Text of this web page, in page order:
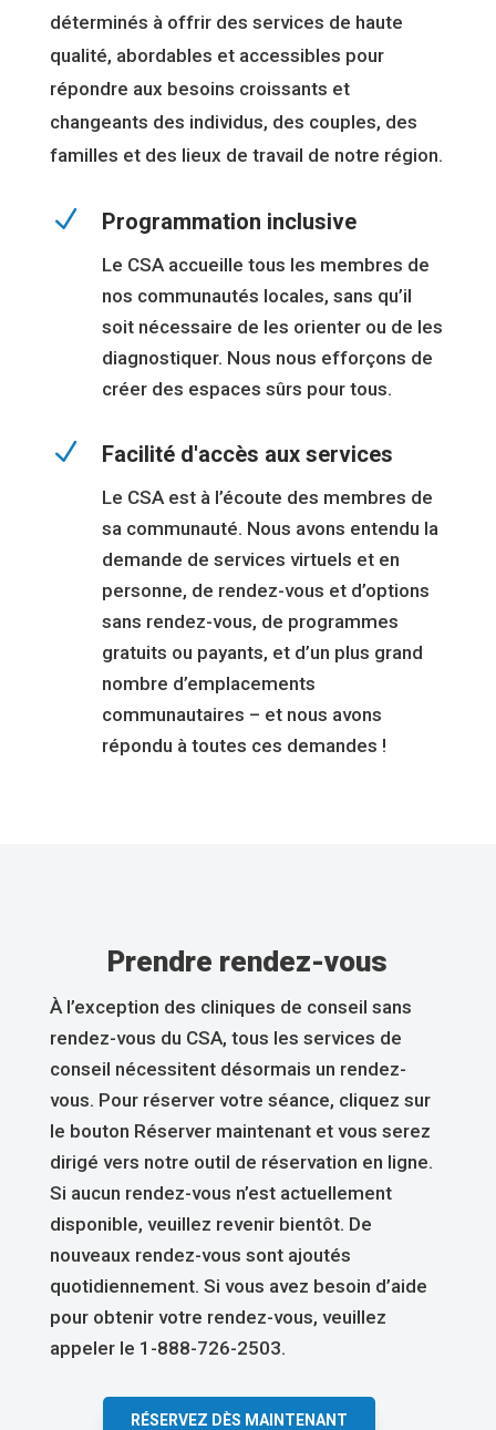
déterminés à offrir des services de haute
qualité, abordables et accessibles pour
répondre aux besoins croissants et
changeants des individus, des couples, des
familles et des lieux de travail de notre région.
N Programmation inclusive
Le CSA accueille tous les membres de
nos communautés locales, sans qu’il
soit nécessaire de les orienter ou de les
diagnostiquer. Nous nous efforçons de
créer des espaces sûrs pour tous.
N Facilité d'accès aux services
Le CSA est à l’écoute des membres de
sa communauté. Nous avons entendu la
demande de services virtuels et en
personne, de rendez-vous et d’options
sans rendez-vous, de programmes
gratuits ou payants, et d’un plus grand
nombre d’emplacements
communautaires – et nous avons
répondu à toutes ces demandes !
Prendre rendez-vous
À l’exception des cliniques de conseil sans
rendez-vous du CSA, tous les services de
conseil nécessitent désormais un rendez-
vous. Pour réserver votre séance, cliquez sur
le bouton Réserver maintenant et vous serez
dirigé vers notre outil de réservation en ligne.
Si aucun rendez-vous n’est actuellement
disponible, veuillez revenir bientôt. De
nouveaux rendez-vous sont ajoutés
quotidiennement. Si vous avez besoin d’aide
pour obtenir votre rendez-vous, veuillez
appeler le 1-888-726-2503.
RÉSERVEZ DÈS MAINTENANT